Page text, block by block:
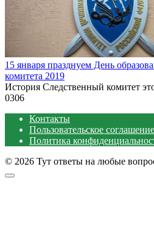
15 января празднуем День
комитета 2019
История Следственный комитет
0306
Контакты
Пользовательское соглашение
Политика
© 2026 Тут ответы на любые